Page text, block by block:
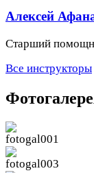
Алексей
Старший
Все инструкторы